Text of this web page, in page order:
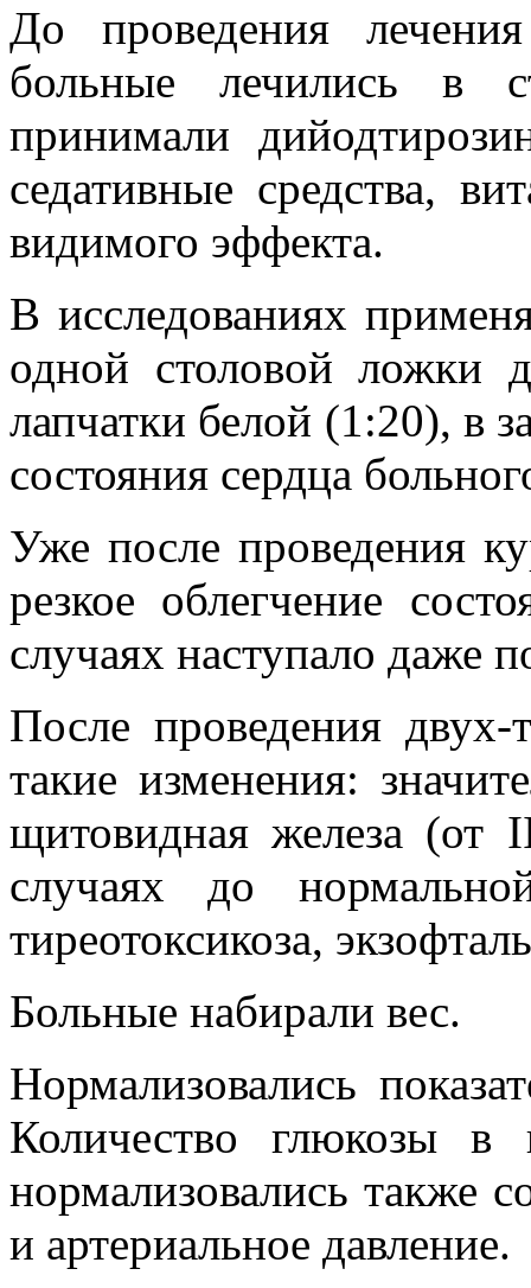
До проведения
больные лечились в
принимали
седативные средства,
видимого эффекта.
В исследованиях
одной столовой ложки
лапчатки белой (1:20), в
состояния сердца
Уже после проведения
резкое облегчение
случаях наступало даже
После проведения
такие изменения:
щитовидная железа
случаях до
тиреотоксикоза,
Больные набирали вес.
Нормализовались
Количество глюкозы в
нормализовались также
и артериальное давление.